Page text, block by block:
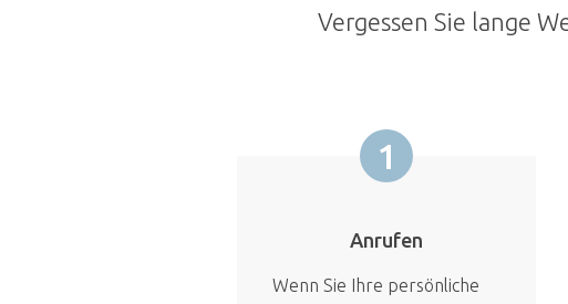
Vergessen Sie lange
1
Anrufen
Wenn Sie Ihre persönliche